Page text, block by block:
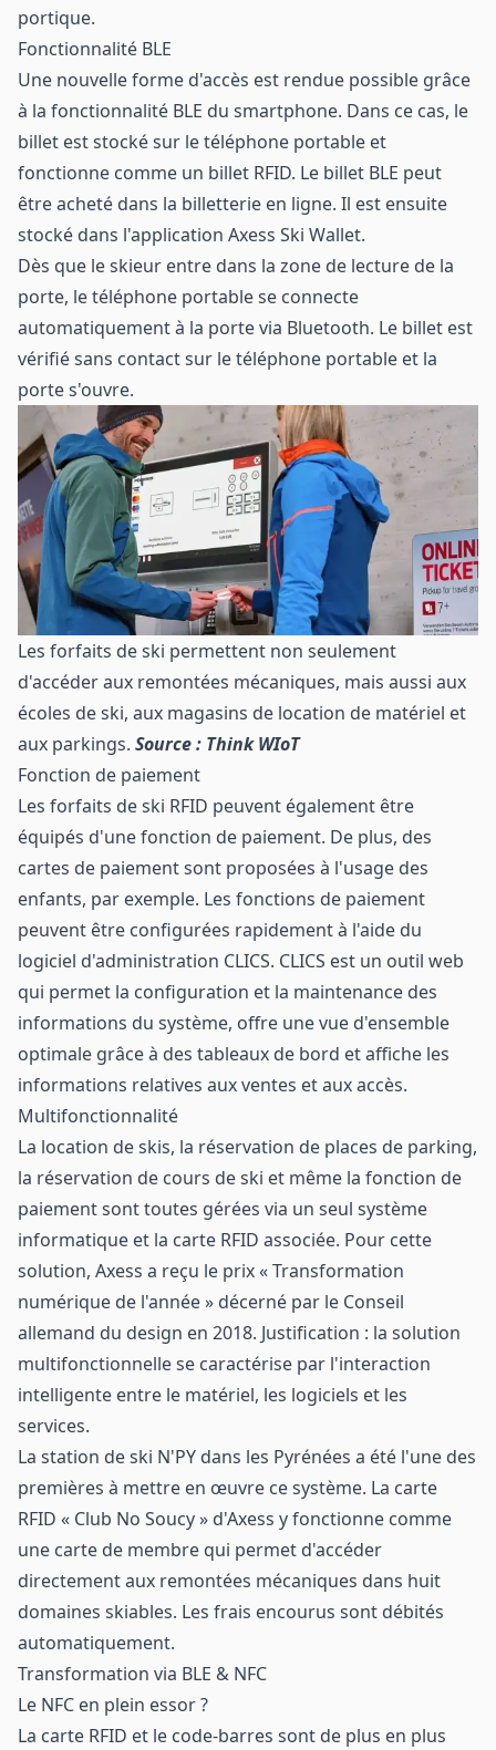
portique.
Fonctionnalité BLE
Une nouvelle forme d'accès est rendue possible grâce
à la fonctionnalité BLE du smartphone. Dans ce cas, le
billet est stocké sur le téléphone portable et
fonctionne comme un billet RFID. Le billet BLE peut
être acheté dans la billetterie en ligne. Il est ensuite
stocké dans l'application Axess Ski Wallet.
Dès que le skieur entre dans la zone de lecture de la
porte, le téléphone portable se connecte
automatiquement à la porte via Bluetooth. Le billet est
vérifié sans contact sur le téléphone portable et la
porte s'ouvre.
Les forfaits de ski permettent non seulement
d'accéder aux remontées mécaniques, mais aussi aux
écoles de ski, aux magasins de location de matériel et
aux parkings. Source : Think WIoT
Fonction de paiement
Les forfaits de ski RFID peuvent également être
équipés d'une fonction de paiement. De plus, des
cartes de paiement sont proposées à l'usage des
enfants, par exemple. Les fonctions de paiement
peuvent être configurées rapidement à l'aide du
logiciel d'administration CLICS. CLICS est un outil web
qui permet la configuration et la maintenance des
informations du système, offre une vue d'ensemble
optimale grâce à des tableaux de bord et affiche les
informations relatives aux ventes et aux accès.
Multifonctionnalité
La location de skis, la réservation de places de parking,
la réservation de cours de ski et même la fonction de
paiement sont toutes gérées via un seul système
informatique et la carte RFID associée. Pour cette
solution, Axess a reçu le prix « Transformation
numérique de l'année » décerné par le Conseil
allemand du design en 2018. Justification : la solution
multifonctionnelle se caractérise par l'interaction
intelligente entre le matériel, les logiciels et les
services.
La station de ski N'PY dans les Pyrénées a été l'une des
premières à mettre en œuvre ce système. La carte
RFID « Club No Soucy » d'Axess y fonctionne comme
une carte de membre qui permet d'accéder
directement aux remontées mécaniques dans huit
domaines skiables. Les frais encourus sont débités
automatiquement.
Transformation via BLE & NFC
Le NFC en plein essor ?
La carte RFID et le code-barres sont de plus en plus